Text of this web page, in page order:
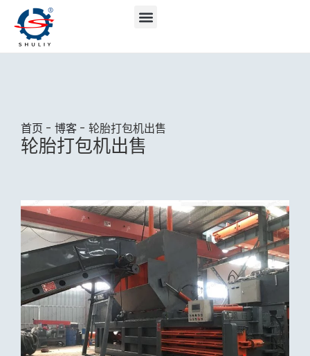
首页 - 博客 - 轮胎打包机出售
轮胎打包机出售